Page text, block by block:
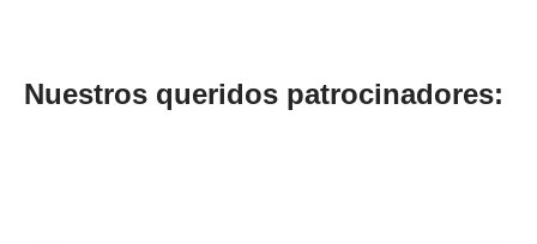
Nuestros queridos patrocinadores: